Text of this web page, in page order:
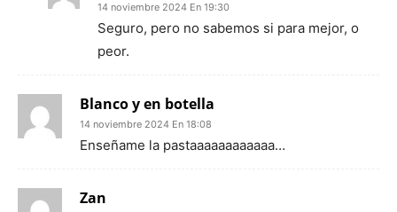
14 noviembre 2024 En 19:30
Seguro, pero no sabemos si para mejor, o
peor.
Blanco y en botella
14 noviembre 2024 En 18:08
Enseñame la pastaaaaaaaaaaaa…
Zan